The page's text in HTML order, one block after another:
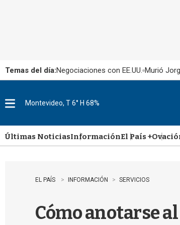
Temas del día:Negociaciones con EE.UU. Murió
u
Montevideo, T 6° H 68%
Últimas NoticiasInformaciónEl País +
EL PAÍS INFORMACIÓN SERVICIOS
Cómo anotarse